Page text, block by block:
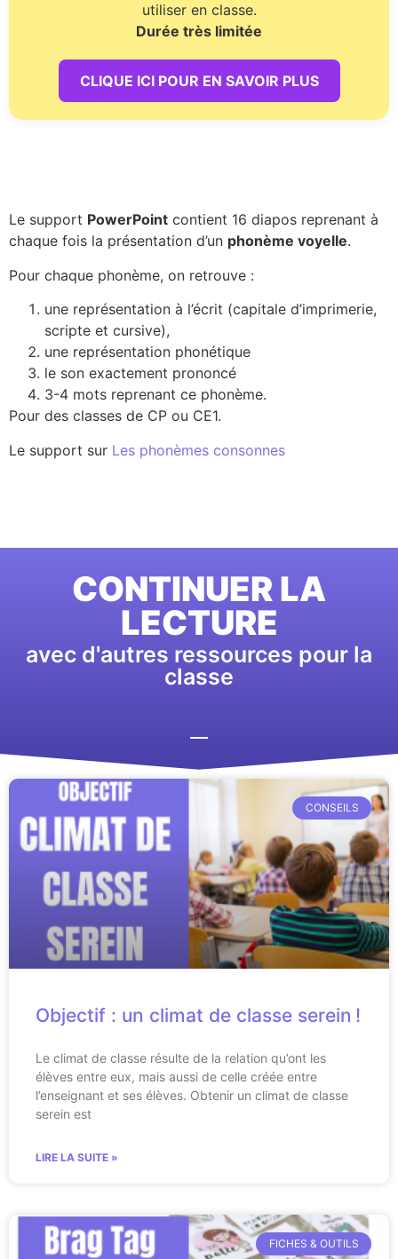
utiliser en classe.
Durée très limitée
CLIQUE ICI POUR EN SAVOIR PLUS
Le support PowerPoint contient 16 diapos reprenant à
chaque fois la présentation d’un phonème voyelle.
Pour chaque phonème, on retrouve :
une représentation à l’écrit (capitale d’imprimerie,
scripte et cursive),
une représentation phonétique
le son exactement prononcé
3-4 mots reprenant ce phonème.
Pour des classes de CP ou CE1.
Le support sur Les phonèmes consonnes
CONTINUER LA
LECTURE
avec d'autres ressources pour la
classe
CONSEILS
Objectif : un climat de classe serein !
Le climat de classe résulte de la relation qu’ont les
élèves entre eux, mais aussi de celle créée entre
l’enseignant et ses élèves. Obtenir un climat de classe
serein est
LIRE LA SUITE »
FICHES & OUTILS